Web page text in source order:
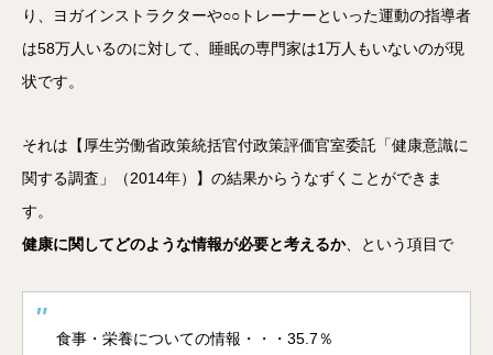
り、ヨガインストラクターや○○トレーナーといった運動の指導者
は58万人いるのに対して、睡眠の専門家は1万人もいないのが現
状です。
それは【厚生労働省政策統括官付政策評価官室委託「健康意識に
関する調査」（2014年）】の結果からうなずくことができま
す。
健康に関してどのような情報が必要と考えるか、という項目で
食事・栄養についての情報・・・35.7％